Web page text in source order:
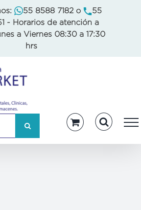
55 8588 7182o
55
- Horarios de atención a
a Viernes 08:30 a 17:30
hrs